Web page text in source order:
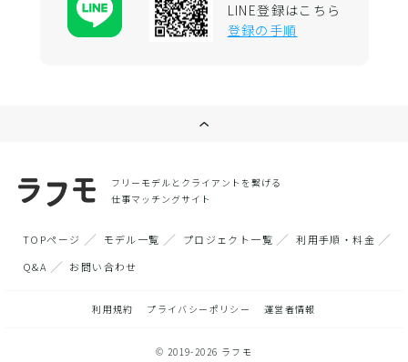
LINE登録はこちら
登録の手順
フリーモデルとクライアントを繋げる
仕事マッチングサイト
TOPページ モデル一覧 プロジェクト一覧
利用手順・料金
Q&A
お問い合わせ
利用規約 プライバシーポリシー 運営者情報
© 2019-2026 ラフモ